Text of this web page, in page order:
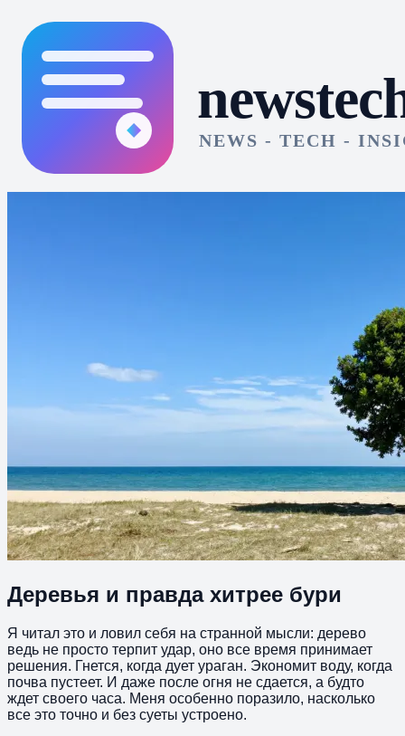
Деревья и правда хитрее бури
Я читал это и ловил себя на странной мысли: дерево
ведь не просто терпит удар, оно все время принимает
решения. Гнется, когда дует ураган. Экономит воду, когда
почва пустеет. И даже после огня не сдается, а будто
ждет своего часа. Меня особенно поразило, насколько
все это точно и без суеты устроено.